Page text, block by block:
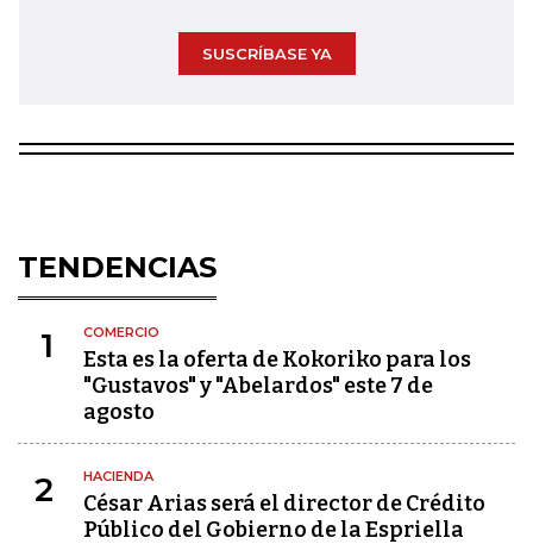
SUSCRÍBASE YA
TENDENCIAS
1 COMERCIO
Esta es la oferta de Kokoriko para los
"Gustavos" y "Abelardos" este 7 de
agosto
2 HACIENDA
César Arias será el director de Crédito
Público del Gobierno de la Espriella